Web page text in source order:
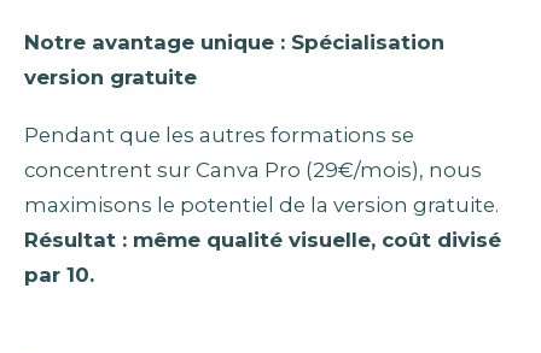
Notre avantage unique : Spécialisation
version gratuite
Pendant que les autres formations se
concentrent sur Canva Pro (29€/mois), nous
maximisons le potentiel de la version gratuite.
Résultat : même qualité visuelle, coût divisé
par 10.